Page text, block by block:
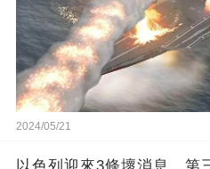
2024/05/21